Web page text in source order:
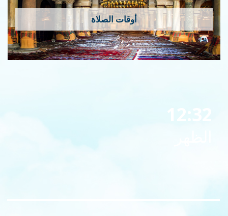
أوقات الصلاة
12:32